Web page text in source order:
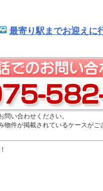
最寄り駅までお迎えに
い合わせください。
物件が掲載されているケースが